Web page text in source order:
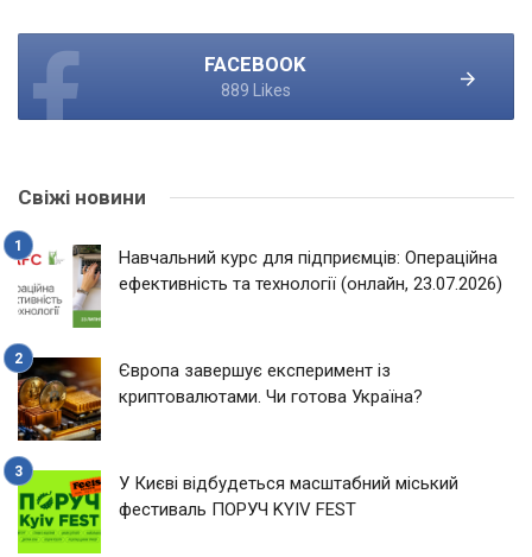
FACEBOOK
889 Likes
Свіжі новини
Навчальний курс для підприємців: Операційна
ефективність та технології (онлайн, 23.07.2026)
Європа завершує експеримент із
криптовалютами. Чи готова Україна?
У Києві відбудеться масштабний міський
фестиваль ПОРУЧ KYIV FEST